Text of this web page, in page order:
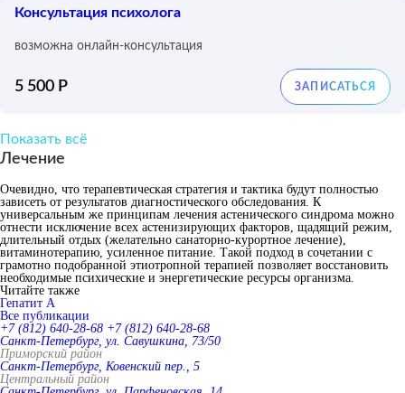
Консультация психолога
возможна онлайн-консультация
5 500 Р
Показать всё
Лечение
Очевидно, что терапевтическая стратегия и тактика будут полностью
зависеть от результатов диагностического обследования. К
универсальным же принципам лечения астенического синдрома можно
отнести исключение всех астенизирующих факторов, щадящий режим,
длительный отдых (желательно санаторно-курортное лечение),
витаминотерапию, усиленное питание. Такой подход в сочетании с
грамотно подобранной этиотропной терапией позволяет восстановить
необходимые психические и энергетические ресурсы организма.
Читайте также
Гепатит A
Все публикации
+7 (812) 640-28-68 +7 (812) 640-28-68
Санкт-Петербург, ул. Савушкина, 73/50
Приморский район
Санкт-Петербург, Ковенский пер., 5
Центральный район